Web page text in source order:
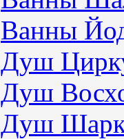
Ванны
Душ
Душ
Душ